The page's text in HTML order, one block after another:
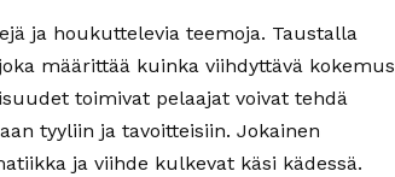
ja houkuttelevia teemoja. Taustalla
määrittää kuinka viihdyttävä kokemus
toimivat pelaajat voivat tehdä
tyyliin ja tavoitteisiin. Jokainen
ja viihde kulkevat käsi kädessä.